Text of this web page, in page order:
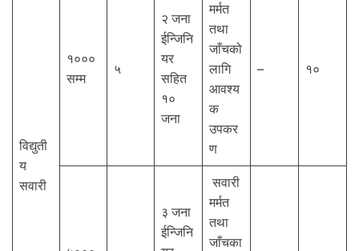
विद्युती
य
सवारी
१०००
सम्म
५
२ जना
ईन्जिनि
यर
सहित
१०
जना
मर्मत
तथा
जाँचको
लागि
आवश्य
क
उपकर
ण
– १०
३ जना
ईन्जिनि
सवारी
मर्मत
तथा
जाँचका